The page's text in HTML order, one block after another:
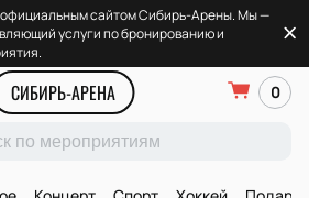
сайтом Сибирь-Арены. Мы —
услуги по бронированию и
СИБИРЬ-АРЕНА 0